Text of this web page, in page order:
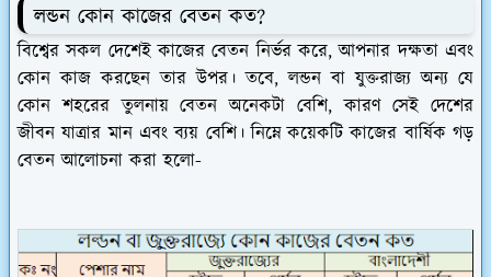
লন্ডন কোন কাজের বেতন কত?
বিশ্বের সকল দেশেই কাজের বেতন নির্ভর করে, আপনার দক্ষতা এবং
কোন কাজ করছেন তার উপর। তবে, লন্ডন বা যুক্তরাজ্য অন্য যে
কোন শহরের তুলনায় বেতন অনেকটা বেশি, কারণ সেই দেশের
জীবন যাত্রার মান এবং ব্যয় বেশি। নিম্নে কয়েকটি কাজের বার্ষিক গড়
বেতন আলোচনা করা হলো-